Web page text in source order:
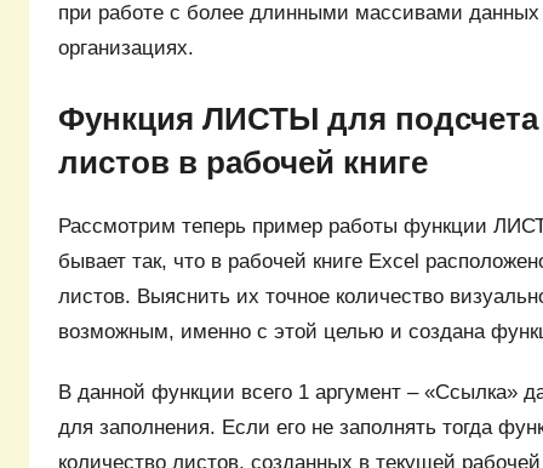
при работе с более длинными массивами данных
организациях.
Функция ЛИСТЫ для подсчета
листов в рабочей книге
Рассмотрим теперь пример работы функции
бывает так, что в рабочей книге Excel
листов. Выяснить их точное количество
возможным, именно с этой целью и создана
В данной функции всего 1 аргумент – «Ссылка»
для заполнения. Если его не заполнять тогда
количество листов, созданных в текущей